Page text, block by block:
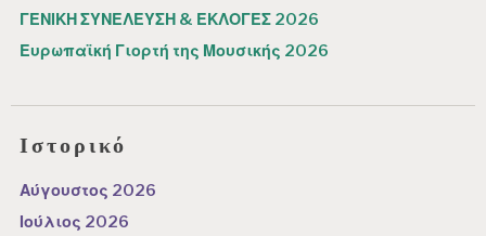
ΓΕΝΙΚΗ ΣΥΝΕΛΕΥΣΗ & ΕΚΛΟΓΕΣ 2026
Ευρωπαϊκή Γιορτή της Μουσικής 2026
Ιστορικό
Αύγουστος 2026
Ιούλιος 2026